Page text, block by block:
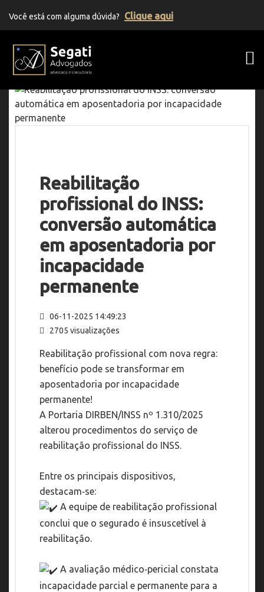
Você está com alguma dúvida? Clique aqui
Reabilitação
profissional do INSS:
conversão automática
em aposentadoria por
incapacidade
permanente
06-11-2025 14:49:23
2705 visualizações
Reabilitação profissional com nova regra:
benefício pode se transformar em
aposentadoria por incapacidade
permanente!
A Portaria DIRBEN/INSS nº 1.310/2025
alterou procedimentos do serviço de
reabilitação profissional do INSS.
Entre os principais dispositivos,
destacam‑se:
A equipe de reabilitação profissional
conclui que o segurado é insuscetível à
reabilitação.
A avaliação médico‑pericial constata
incapacidade parcial e permanente para a